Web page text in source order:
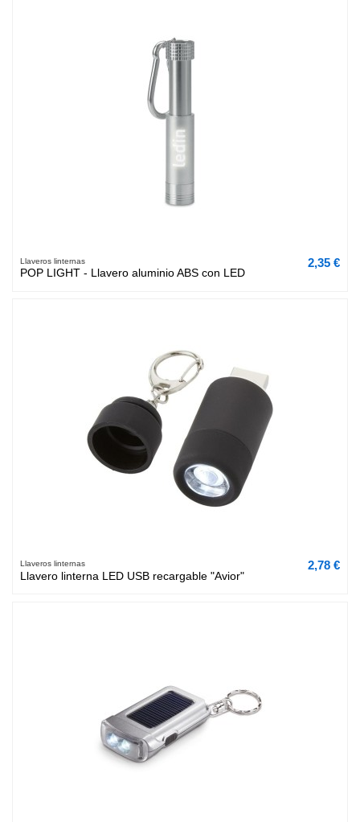
Llaveros linternas
POP LIGHT - Llavero aluminio ABS con LED
2,35 €
Llaveros linternas
Llavero linterna LED USB recargable "Avior"
2,78 €